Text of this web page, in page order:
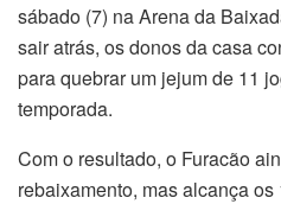
sábado (7) na Arena da
sair atrás, os donos da casa
para quebrar um jejum de 11
temporada.
Com o resultado, o Furacão
rebaixamento, mas alcança